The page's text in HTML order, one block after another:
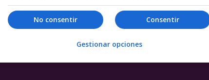
Consentir
No consentir
Gestionar opciones